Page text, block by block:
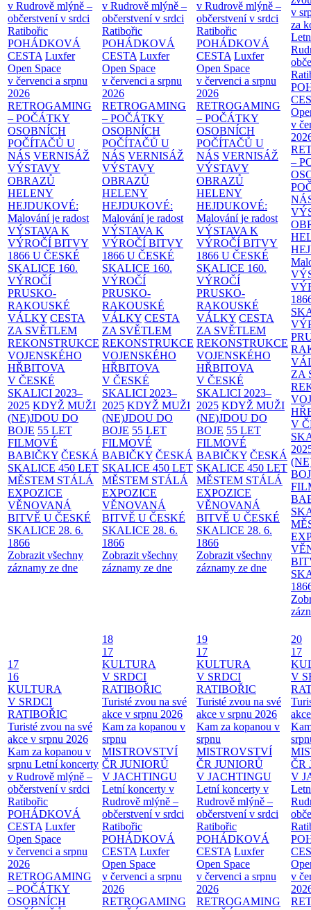
v Rudrově mlýně –
občerstvení v srdci
Ratibořic
POHÁDKOVÁ
CESTA Luxfer
Open Space
v červenci a srpnu
2026
RETROGAMING
– POČÁTKY
OSOBNÍCH
POČÍTAČŮ U
NÁS VERNISÁŽ
VÝSTAVY
OBRAZŮ
HELENY
HEJDUKOVÉ:
Malování je radost
VÝSTAVA K
VÝROČÍ BITVY
1866 U ČESKÉ
SKALICE 160.
VÝROČÍ
PRUSKO-
RAKOUSKÉ
VÁLKY CESTA
ZA SVĚTLEM
REKONSTRUKCE
VOJENSKÉHO
HŘBITOVA
V ČESKÉ
SKALICI 2023–
2025 KDYŽ MUŽI
(NE)JDOU DO
BOJE 55 LET
FILMOVÉ
BABIČKY ČESKÁ
SKALICE 450 LET
MĚSTEM STÁLÁ
EXPOZICE
VĚNOVANÁ
BITVĚ U ČESKÉ
SKALICE 28. 6.
1866
Zobrazit všechny
záznamy ze dne
v Rudrově mlýně –
občerstvení v srdci
Ratibořic
POHÁDKOVÁ
CESTA Luxfer
Open Space
v červenci a srpnu
2026
RETROGAMING
– POČÁTKY
OSOBNÍCH
POČÍTAČŮ U
NÁS VERNISÁŽ
VÝSTAVY
OBRAZŮ
HELENY
HEJDUKOVÉ:
Malování je radost
VÝSTAVA K
VÝROČÍ BITVY
1866 U ČESKÉ
SKALICE 160.
VÝROČÍ
PRUSKO-
RAKOUSKÉ
VÁLKY CESTA
ZA SVĚTLEM
REKONSTRUKCE
VOJENSKÉHO
HŘBITOVA
V ČESKÉ
SKALICI 2023–
2025 KDYŽ MUŽI
(NE)JDOU DO
BOJE 55 LET
FILMOVÉ
BABIČKY ČESKÁ
SKALICE 450 LET
MĚSTEM STÁLÁ
EXPOZICE
VĚNOVANÁ
BITVĚ U ČESKÉ
SKALICE 28. 6.
1866
Zobrazit všechny
záznamy ze dne
v Rudrově mlýně –
občerstvení v srdci
Ratibořic
POHÁDKOVÁ
CESTA Luxfer
Open Space
v červenci a srpnu
2026
RETROGAMING
– POČÁTKY
OSOBNÍCH
POČÍTAČŮ U
NÁS VERNISÁŽ
VÝSTAVY
OBRAZŮ
HELENY
HEJDUKOVÉ:
Malování je radost
VÝSTAVA K
VÝROČÍ BITVY
1866 U ČESKÉ
SKALICE 160.
VÝROČÍ
PRUSKO-
RAKOUSKÉ
VÁLKY CESTA
ZA SVĚTLEM
REKONSTRUKCE
VOJENSKÉHO
HŘBITOVA
V ČESKÉ
SKALICI 2023–
2025 KDYŽ MUŽI
(NE)JDOU DO
BOJE 55 LET
FILMOVÉ
BABIČKY ČESKÁ
SKALICE 450 LET
MĚSTEM STÁLÁ
EXPOZICE
VĚNOVANÁ
BITVĚ U ČESKÉ
SKALICE 28. 6.
1866
Zobrazit všechny
záznamy ze dne
v
za
v
–
ZA
V
17
16
KULTURA
V SRDCI
RATIBOŘIC
Turisté zvou na své
akce v srpnu 2026
Kam za kopanou v
srpnu Letní koncerty
v Rudrově mlýně –
občerstvení v srdci
Ratibořic
POHÁDKOVÁ
CESTA Luxfer
Open Space
v červenci a srpnu
2026
RETROGAMING
– POČÁTKY
OSOBNÍCH
18
17
KULTURA
V SRDCI
RATIBOŘIC
Turisté zvou na své
akce v srpnu 2026
Kam za kopanou v
srpnu
MISTROVSTVÍ
ČR JUNIORŮ
V JACHTINGU
Letní koncerty v
Rudrově mlýně –
občerstvení v srdci
Ratibořic
POHÁDKOVÁ
CESTA Luxfer
Open Space
v červenci a srpnu
2026
RETROGAMING
19
17
KULTURA
V SRDCI
RATIBOŘIC
Turisté zvou na své
akce v srpnu 2026
Kam za kopanou v
srpnu
MISTROVSTVÍ
ČR JUNIORŮ
V JACHTINGU
Letní koncerty v
Rudrově mlýně –
občerstvení v srdci
Ratibořic
POHÁDKOVÁ
CESTA Luxfer
Open Space
v červenci a srpnu
2026
RETROGAMING
20
17
V
ČR
V
v